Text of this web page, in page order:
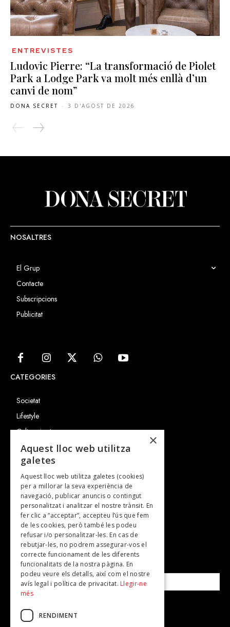
ENTREVISTES
Ludovic Pierre: “La transformació de Piolet
Park a Lodge Park va molt més enllà d’un
canvi de nom”
DONA SECRET - 3 D'AGOST DE 2026
NOSALTRES
El Grup
Contacte
Subscripcions
Publicitat
CATEGORIES
Societat
Lifestyle
Cultura i art
Entrevistes
Gastronomia
TV
Plans per fer
Revistes
SUBSCRIU-TE A LA NOSTRA NEWSLETTER!
Correu electrònic*
Accepto lapolítica de privacitat
×
Aquest lloc web utilitza
galetes
Aquest lloc web utilitza galetes (cookies)
per a millorar la seva experiència de
navegació, publicar anuncis o contingut
personalitzat i analitzar el nostre trànsit. En
fer clic a “acceptar”, accepteu l’ús que fem
de les cookies, però també les podeu
refusar i/o personalitzar-les. En cas de
rebutjar-les, no podrem assegurar-vos el
correcte funcionament de les diferents
funcionalitats de la nostra pàgina. En
podeu veure els detalls, així com el nostre
avís legal i política de privacitat. Llegir-ne
més
RENDIMENT